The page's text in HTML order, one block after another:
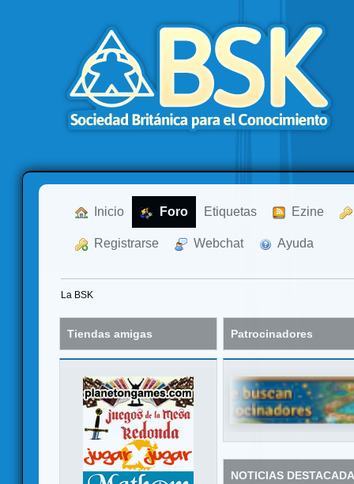
Inicio Foro Etiquetas Ezine
Registrarse Webchat Ayuda
La BSK
Tiendas amigas Patrocinadores
NOTICIAS